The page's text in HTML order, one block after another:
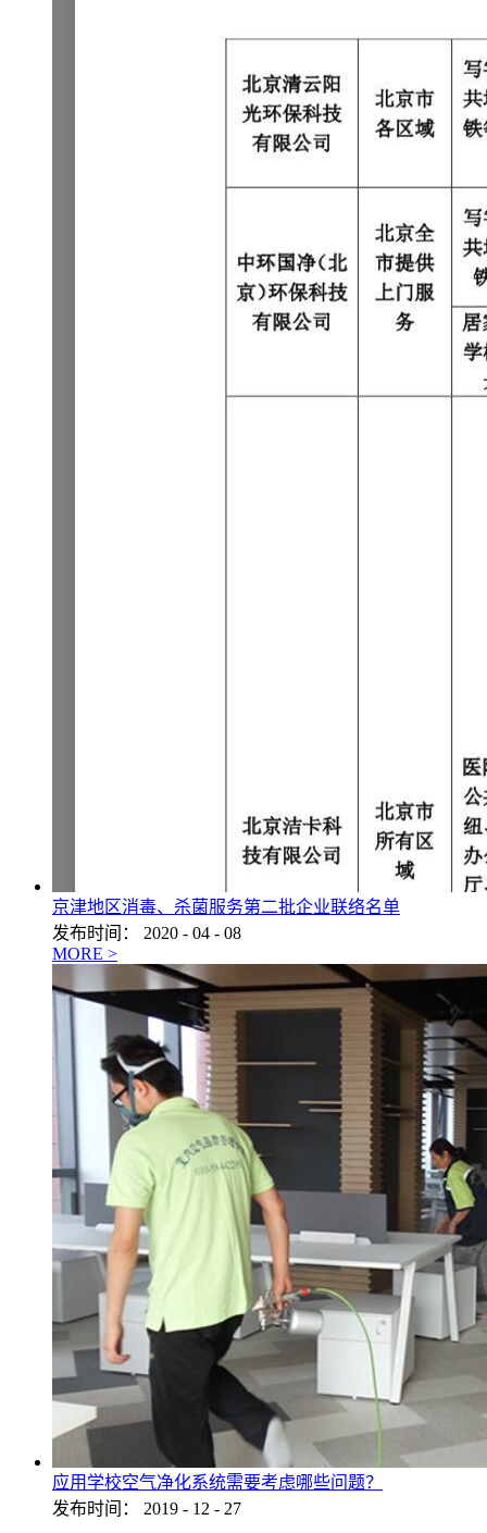
京津地区消毒、杀菌服务第二批企业联络名单
发布时间：
2020 - 04 - 08
MORE >
应用学校空气净化系统需要考虑哪些问题？
发布时间：
2019 - 12 - 27